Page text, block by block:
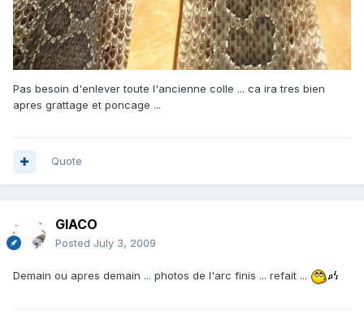
Pas besoin d'enlever toute l'ancienne colle ... ca ira tres bien
apres grattage et poncage ...
Quote
GIACO
Posted July 3, 2009
Demain ou apres demain ... photos de l'arc finis ... refait ...